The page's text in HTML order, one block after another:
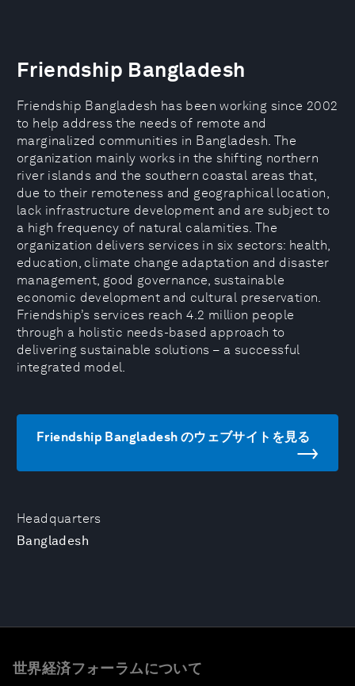
Headquarters
Bangladesh
Friendship Bangladesh
Friendship Bangladesh has been working since 2002
to help address the needs of remote and
marginalized communities in Bangladesh. The
organization mainly works in the shifting northern
river islands and the southern coastal areas that,
due to their remoteness and geographical location,
lack infrastructure development and are subject to
a high frequency of natural calamities. The
organization delivers services in six sectors: health,
education, climate change adaptation and disaster
management, good governance, sustainable
economic development and cultural preservation.
Friendship’s services reach 4.2 million people
through a holistic needs-based approach to
delivering sustainable solutions – a successful
integrated model.
Friendship Bangladesh のウェブサイトを見る
世界経済フォーラムについて